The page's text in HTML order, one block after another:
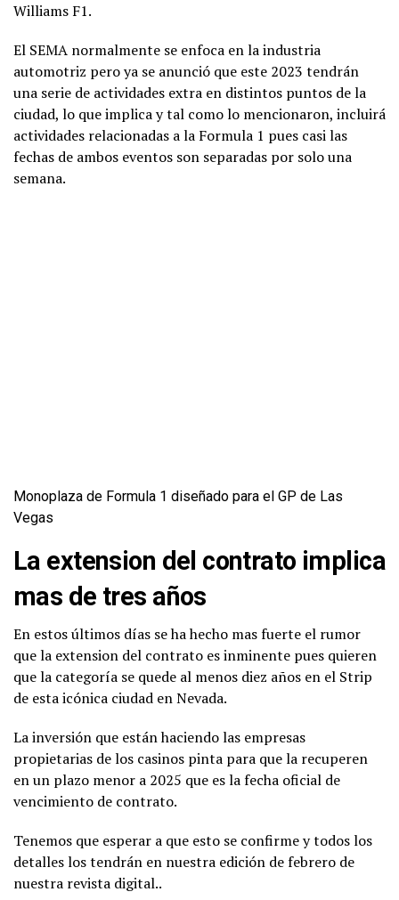
Williams F1.
El SEMA normalmente se enfoca en la industria
automotriz pero ya se anunció que este 2023 tendrán
una serie de actividades extra en distintos puntos de la
ciudad, lo que implica y tal como lo mencionaron, incluirá
actividades relacionadas a la Formula 1 pues casi las
fechas de ambos eventos son separadas por solo una
semana.
Monoplaza de Formula 1 diseñado para el GP de Las
Vegas
La extension del contrato implica
mas de tres años
En estos últimos días se ha hecho mas fuerte el rumor
que la extension del contrato es inminente pues quieren
que la categoría se quede al menos diez años en el Strip
de esta icónica ciudad en Nevada.
La inversión que están haciendo las empresas
propietarias de los casinos pinta para que la recuperen
en un plazo menor a 2025 que es la fecha oficial de
vencimiento de contrato.
Tenemos que esperar a que esto se confirme y todos los
detalles los tendrán en nuestra edición de febrero de
nuestra revista digital..